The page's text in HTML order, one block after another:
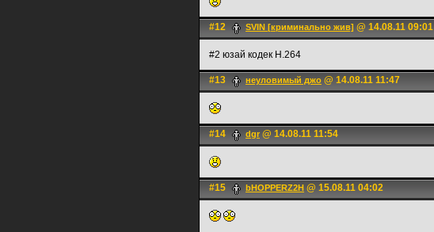
#12 SVIN [криминально жив] @ 14.08.11 09:01
#2 юзай кодек H.264
#13 неуловимый джо @ 14.08.11 11:47
#14 dgr @ 14.08.11 11:54
#15 bHOPPERZ2H @ 15.08.11 04:02